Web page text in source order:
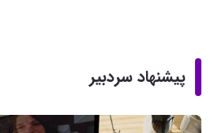
پیشنهاد سردبیر